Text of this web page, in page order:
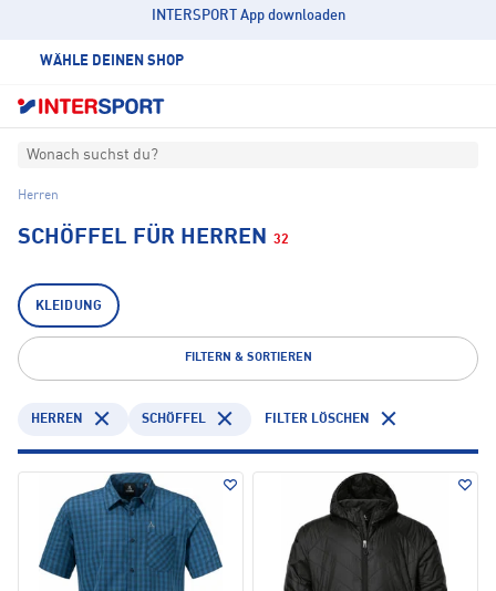
INTERSPORT App downloaden
WÄHLE DEINEN SHOP
Wonach suchst du?
Herren
SCHÖFFEL FÜR HERREN 32
KLEIDUNG
FILTERN & SORTIEREN
HERREN SCHÖFFEL FILTER LÖSCHEN